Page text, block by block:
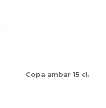
Copa ambar 15 cl.